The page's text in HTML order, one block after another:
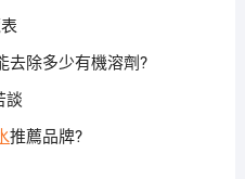
去除多少有機溶劑?
談
推薦品牌?